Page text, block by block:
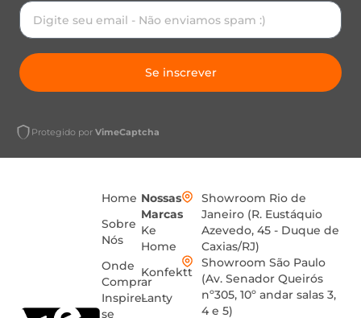
Se inscrever
Protegido por VimeCaptcha
Home
Sobre
Nós
Onde
Comprar
Inspire-
se
Nossas
Marcas
Ke
Home
Konfektt
Lanty
Showroom Rio de
Janeiro (R. Eustáquio
Azevedo, 45 - Duque de
Caxias/RJ)
Showroom São Paulo
(Av. Senador Queirós
nº305, 10º andar salas 3,
4 e 5)